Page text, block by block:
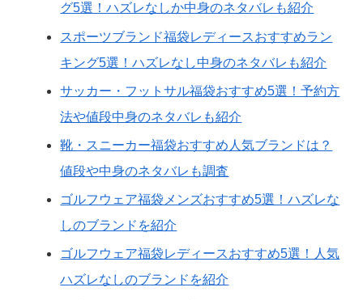
グ5選！ハズレなしか中身のネタバレも紹介
スポーツブランド福袋レディースおすすめラン
キング5選！ハズレなし中身のネタバレも紹介
サッカー・フットサル福袋おすすめ5選！予約方
法や値段中身のネタバレも紹介
靴・スニーカー福袋おすすめ人気ブランドは？
値段や中身のネタバレも調査
ゴルフウェア福袋メンズおすすめ5選！ハズレな
しのブランドを紹介
ゴルフウェア福袋レディースおすすめ5選！人気
ハズレなしのブランドを紹介